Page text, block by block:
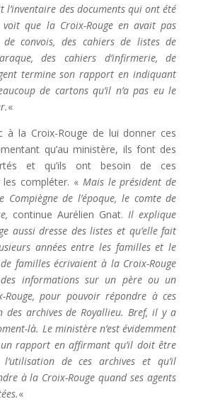
des documents qui ont été
voit que la Croix-Rouge en avait pas
convois, des cahiers de listes de
des cahiers d’infirmerie, de
termine son rapport en indiquant
de cartons qu’il n’a pas eu le
«
à la Croix-Rouge de lui donner ces
qu’au ministère, ils font des
et qu’ils ont besoin de ces
compléter. « Mais le président de
Compiègne de l’époque, le comte de
continue Aurélien Gnat.Il explique
aussi dresse des listes et qu’elle fait
années entre les familles et le
familles écrivaient à la Croix-Rouge
informations sur un père ou un
Rouge, pour pouvoir répondre à ces
des archives de Royallieu. Bref, il y a
là. Le ministère n’est évidemment
rapport en affirmant qu’il doit être
de ces archives et qu’il
à la Croix-Rouge quand ses agents
«